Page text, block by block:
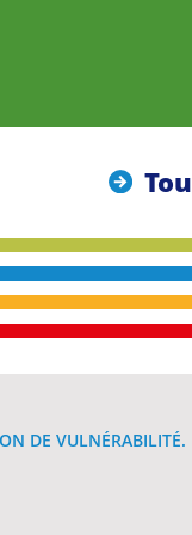
DE VULNÉRABILITÉ.